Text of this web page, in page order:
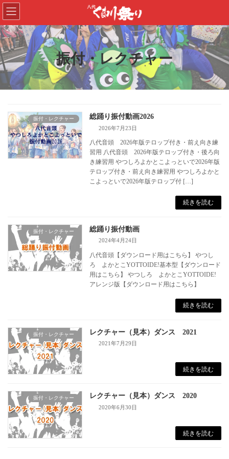
コ
ン
テ
ン
ツ
へ
ス
キ
ッ
ナ
ビ
ゲ
ー
シ
ョ
ン
に
移
振付・レクチャー
振付・レクチャー 総踊り振付動画2026
2026年7月23日
八代音頭 2026年版テロップ付き・前え向き練
習用 八代音頭 2026年版テロップ付き・後ろ向
き練習用 やつしろよかとこよっといで2026年版
テロップ付き・前え向き練習用 やつしろよかと
こよっといで2026年版テロップ付 […]
続きを読む
振付・レクチャー 総踊り振付動画
2024年4月24日
八代音頭【ダウンロード用はこちら】 やつし
ろ よかとこYOTTOIDE!基本型【ダウンロード
用はこちら】 やつしろ よかとこYOTTOIDE!
アレンジ版【ダウンロード用はこちら】
続きを読む
振付・レクチャー レクチャー（見本）ダンス 2021
2021年7月29日
続きを読む
振付・レクチャー レクチャー（見本）ダンス 2020
2020年6月30日
続きを読む